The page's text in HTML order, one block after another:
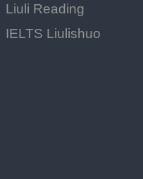
Liuli Reading
IELTS Liulishuo